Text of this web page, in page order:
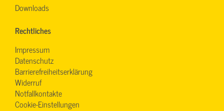
Downloads
Rechtliches
Impressum
Datenschutz
Barrierefreiheitserklärung
Widerruf
Notfallkontakte
Cookie-Einstellungen